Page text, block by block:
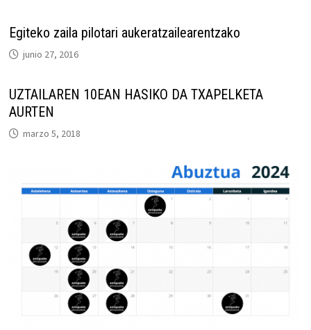
Egiteko zaila pilotari aukeratzailearentzako
junio 27, 2016
UZTAILAREN 10EAN HASIKO DA TXAPELKETA
AURTEN
marzo 5, 2018